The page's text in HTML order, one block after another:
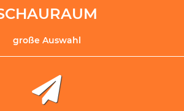
große Auswahl